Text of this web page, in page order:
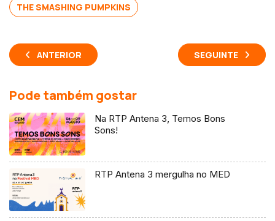
THE SMASHING PUMPKINS
ANTERIOR SEGUINTE
Pode também gostar
Na RTP Antena 3, Temos Bons
Sons!
RTP Antena 3 mergulha no MED